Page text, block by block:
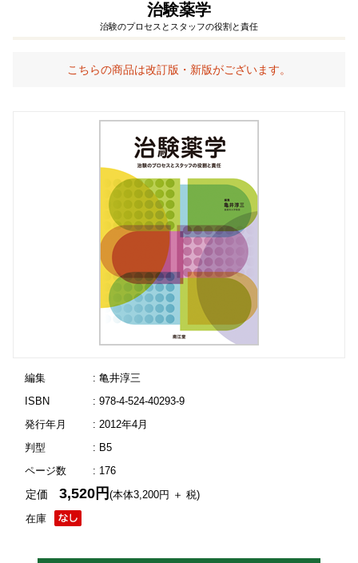
治験薬学
治験のプロセスとスタッフの役割と責任
こちらの商品は改訂版・新版がございます。
編集
: 亀井淳三
ISBN
: 978-4-524-40293-9
発行年月
: 2012年4月
判型
: B5
ページ数
: 176
在庫
定価3,520円(本体3,200円 ＋ 税)